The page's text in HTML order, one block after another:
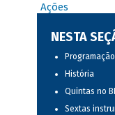
Ações
NESTA
Programação
História
Quintas no
Sextas